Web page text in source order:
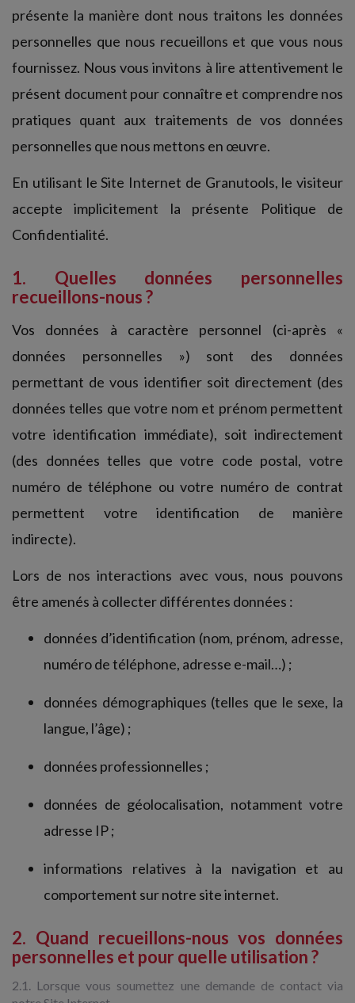
présente la manière dont nous traitons les données
personnelles que nous recueillons et que vous nous
fournissez. Nous vous invitons à lire attentivement le
présent document pour connaître et comprendre nos
pratiques quant aux traitements de vos données
personnelles que nous mettons en œuvre.
En utilisant le Site Internet de Granutools, le visiteur
accepte implicitement la présente Politique de
Confidentialité.
1. Quelles données personnelles
recueillons-nous ?
Vos données à caractère personnel (ci-après «
données personnelles ») sont des données
permettant de vous identifier soit directement (des
données telles que votre nom et prénom permettent
votre identification immédiate), soit indirectement
(des données telles que votre code postal, votre
numéro de téléphone ou votre numéro de contrat
permettent votre identification de manière
indirecte).
Lors de nos interactions avec vous, nous pouvons
être amenés à collecter différentes données :
données d’identification (nom, prénom, adresse,
numéro de téléphone, adresse e-mail…) ;
données démographiques (telles que le sexe, la
langue, l’âge) ;
données professionnelles ;
données de géolocalisation, notamment votre
adresse IP ;
informations relatives à la navigation et au
comportement sur notre site internet.
2. Quand recueillons-nous vos données
personnelles et pour quelle utilisation ?
2.1. Lorsque vous soumettez une demande de contact via